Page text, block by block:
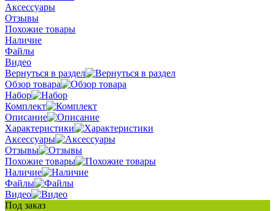
Аксессуары
Отзывы
Похожие товары
Наличие
Файлы
Видео
Вернуться в раздел
Обзор товара
Набор
Комплект
Описание
Характеристики
Аксессуары
Отзывы
Похожие товары
Наличие
Файлы
Видео
Под заказ